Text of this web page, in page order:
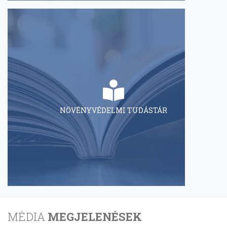
NÖVÉNYVÉDELMI TUDÁSTÁR
MÉDIA MEGJELENÉSEK